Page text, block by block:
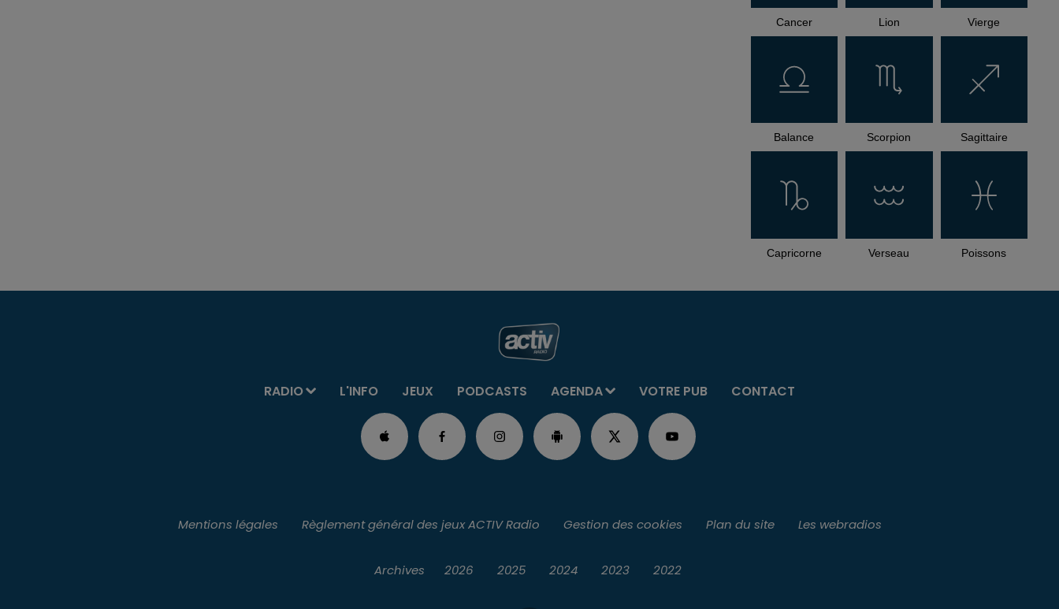
Cancer Lion Vierge
Balance Scorpion Sagittaire
Capricorne Verseau Poissons
RADIO L'INFO JEUX PODCASTS AGENDA VOTRE PUB CONTACT
Mentions légales Règlement général des jeux ACTIV Radio Gestion des cookies Plan du site Les webradios
Archives 2026 2025 2024 2023 2022